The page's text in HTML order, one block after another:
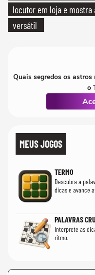
locutor em loja e mostra
versátil
Quais segredos os astros
o
MEUS JOGOS
TERMO
Descubra a
dicas e avance
PALAVRAS
Interprete as
ritmo.